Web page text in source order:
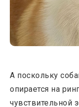
А поскольку
опирается на
чувствительной